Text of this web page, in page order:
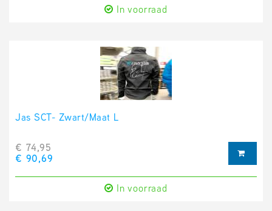
In voorraad
Jas SCT- Zwart/Maat L
€ 74,95
€ 90,69
In voorraad